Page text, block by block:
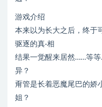
游戏介绍
本来以为长大之后，终于
驱逐的真·相
结果一觉醒来居然……等
异？
甭管是长着恶魔尾巴的娇
姐？